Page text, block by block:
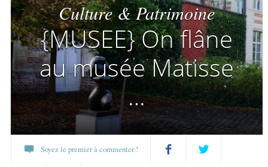
Culture & Patrimoine
{MUSEE} On flâne
au musée Matisse
…
Soyez le premier à commenter !